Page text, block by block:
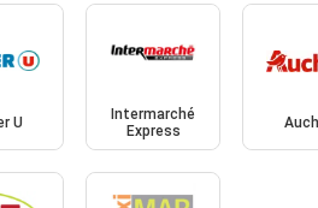
U
Intermarché
Express